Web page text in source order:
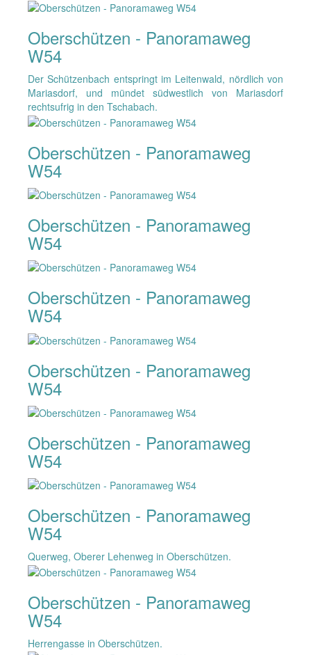
Oberschützen - Panoramaweg
W54
Der Schützenbach entspringt im Leitenwald, nördlich von
Mariasdorf, und mündet südwestlich von Mariasdorf
rechtsufrig in den Tschabach.
Oberschützen - Panoramaweg
W54
Oberschützen - Panoramaweg
W54
Oberschützen - Panoramaweg
W54
Oberschützen - Panoramaweg
W54
Oberschützen - Panoramaweg
W54
Oberschützen - Panoramaweg
W54
Querweg, Oberer Lehenweg in Oberschützen.
Oberschützen - Panoramaweg
W54
Herrengasse in Oberschützen.